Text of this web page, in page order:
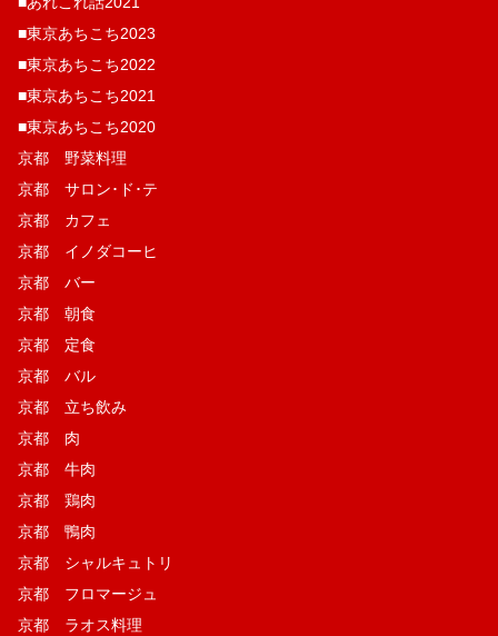
■東京あちこち2023
■東京あちこち2022
■東京あちこち2021
■東京あちこち2020
京都 野菜料理
京都 サロン･ド･テ
京都 カフェ
京都 イノダコーヒ
京都 バー
京都 朝食
京都 定食
京都 バル
京都 立ち飲み
京都 肉
京都 牛肉
京都 鶏肉
京都 鴨肉
京都 シャルキュトリ
京都 フロマージュ
京都 ラオス料理